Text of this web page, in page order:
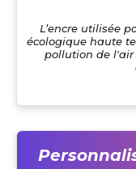
L’encre utilisée
écologique haute
pollution de